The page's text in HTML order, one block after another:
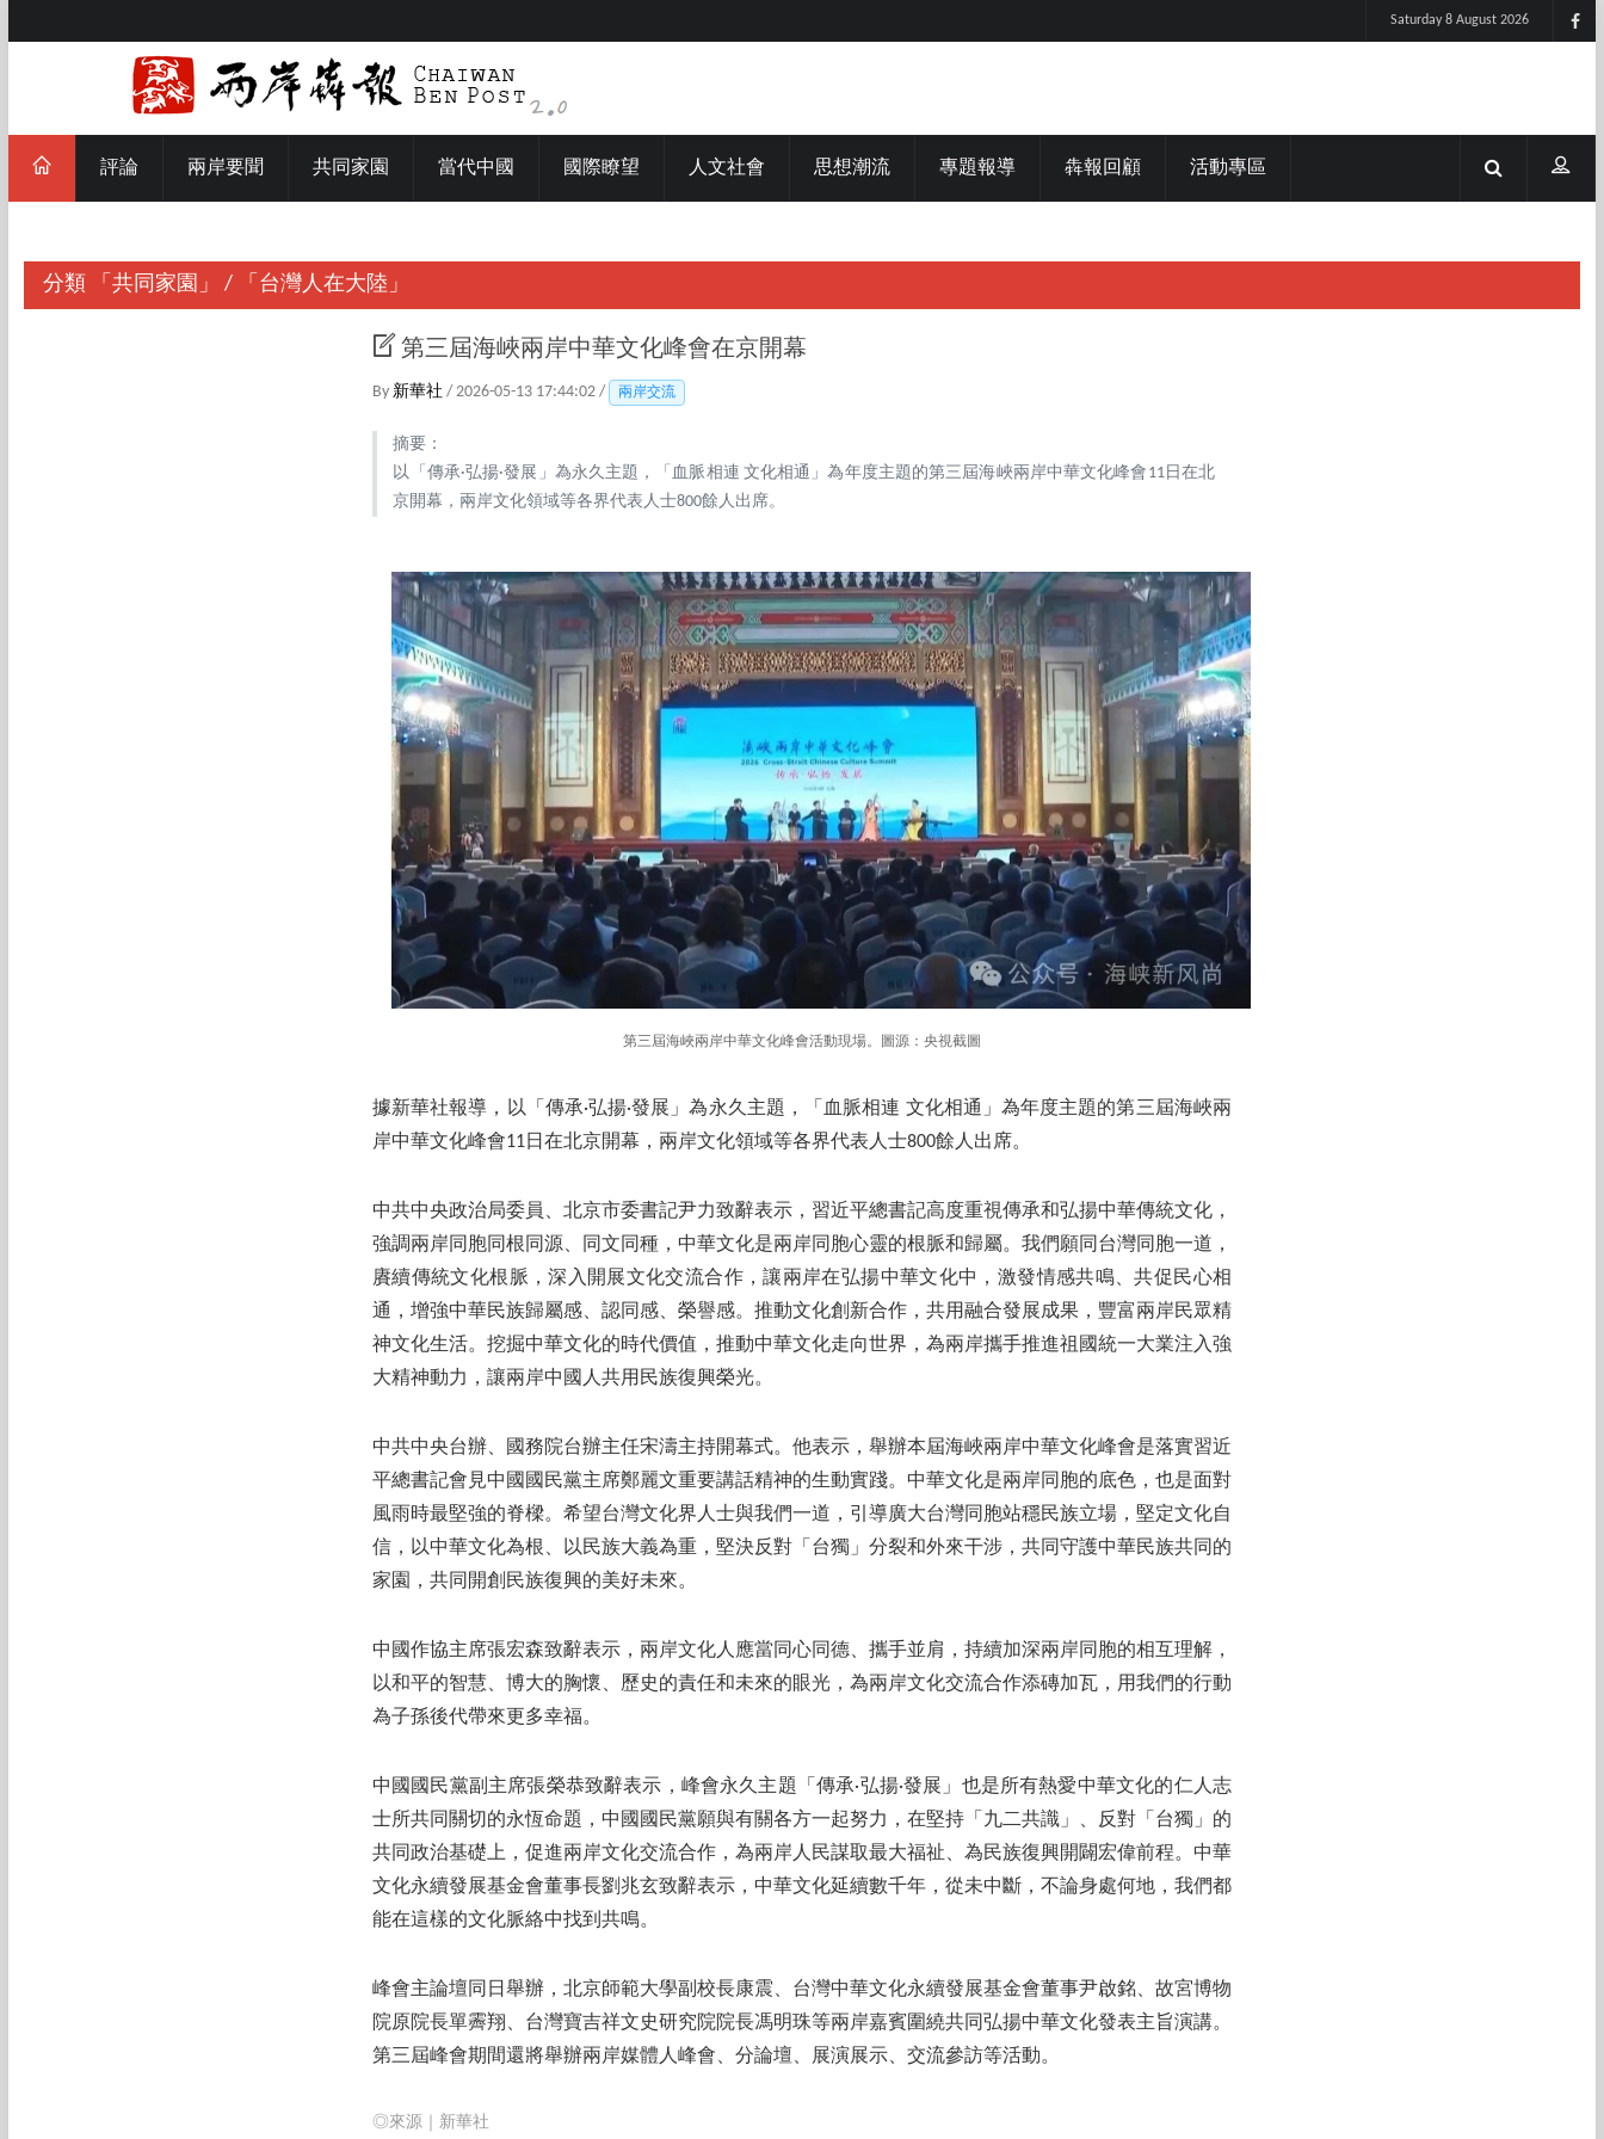
Saturday 8 August 2026
評論 兩岸要聞 共同家園 當代中國 國際瞭望 人文社會 思想潮流 專題報導 犇報回顧 活動專區
分類 「共同家園」 / 「台灣人在大陸」
第三屆海峽兩岸中華文化峰會在京開幕
By 新華社 / 2026-05-13 17:44:02 / 兩岸交流
摘要：
以「傳承·弘揚·發展」為永久主題，「血脈相連 文化相通」為年度主題的第三屆海峽兩岸中華文化峰會11日在北
京開幕，兩岸文化領域等各界代表人士800餘人出席。
第三屆海峽兩岸中華文化峰會活動現場。圖源：央視截圖
據新華社報導，以「傳承·弘揚·發展」為永久主題，「血脈相連 文化相通」為年度主題的第三屆海峽兩
岸中華文化峰會11日在北京開幕，兩岸文化領域等各界代表人士800餘人出席。
中共中央政治局委員、北京市委書記尹力致辭表示，習近平總書記高度重視傳承和弘揚中華傳統文化，
強調兩岸同胞同根同源、同文同種，中華文化是兩岸同胞心靈的根脈和歸屬。我們願同台灣同胞一道，
賡續傳統文化根脈，深入開展文化交流合作，讓兩岸在弘揚中華文化中，激發情感共鳴、共促民心相
通，增強中華民族歸屬感、認同感、榮譽感。推動文化創新合作，共用融合發展成果，豐富兩岸民眾精
神文化生活。挖掘中華文化的時代價值，推動中華文化走向世界，為兩岸攜手推進祖國統一大業注入強
大精神動力，讓兩岸中國人共用民族復興榮光。
中共中央台辦、國務院台辦主任宋濤主持開幕式。他表示，舉辦本屆海峽兩岸中華文化峰會是落實習近
平總書記會見中國國民黨主席鄭麗文重要講話精神的生動實踐。中華文化是兩岸同胞的底色，也是面對
風雨時最堅強的脊樑。希望台灣文化界人士與我們一道，引導廣大台灣同胞站穩民族立場，堅定文化自
信，以中華文化為根、以民族大義為重，堅決反對「台獨」分裂和外來干涉，共同守護中華民族共同的
家園，共同開創民族復興的美好未來。
中國作協主席張宏森致辭表示，兩岸文化人應當同心同德、攜手並肩，持續加深兩岸同胞的相互理解，
以和平的智慧、博大的胸懷、歷史的責任和未來的眼光，為兩岸文化交流合作添磚加瓦，用我們的行動
為子孫後代帶來更多幸福。
中國國民黨副主席張榮恭致辭表示，峰會永久主題「傳承·弘揚·發展」也是所有熱愛中華文化的仁人志
士所共同關切的永恆命題，中國國民黨願與有關各方一起努力，在堅持「九二共識」、反對「台獨」的
共同政治基礎上，促進兩岸文化交流合作，為兩岸人民謀取最大福祉、為民族復興開闢宏偉前程。中華
文化永續發展基金會董事長劉兆玄致辭表示，中華文化延續數千年，從未中斷，不論身處何地，我們都
能在這樣的文化脈絡中找到共鳴。
峰會主論壇同日舉辦，北京師範大學副校長康震、台灣中華文化永續發展基金會董事尹啟銘、故宮博物
院原院長單霽翔、台灣寶吉祥文史研究院院長馮明珠等兩岸嘉賓圍繞共同弘揚中華文化發表主旨演講。
第三屆峰會期間還將舉辦兩岸媒體人峰會、分論壇、展演展示、交流參訪等活動。
◎來源｜新華社